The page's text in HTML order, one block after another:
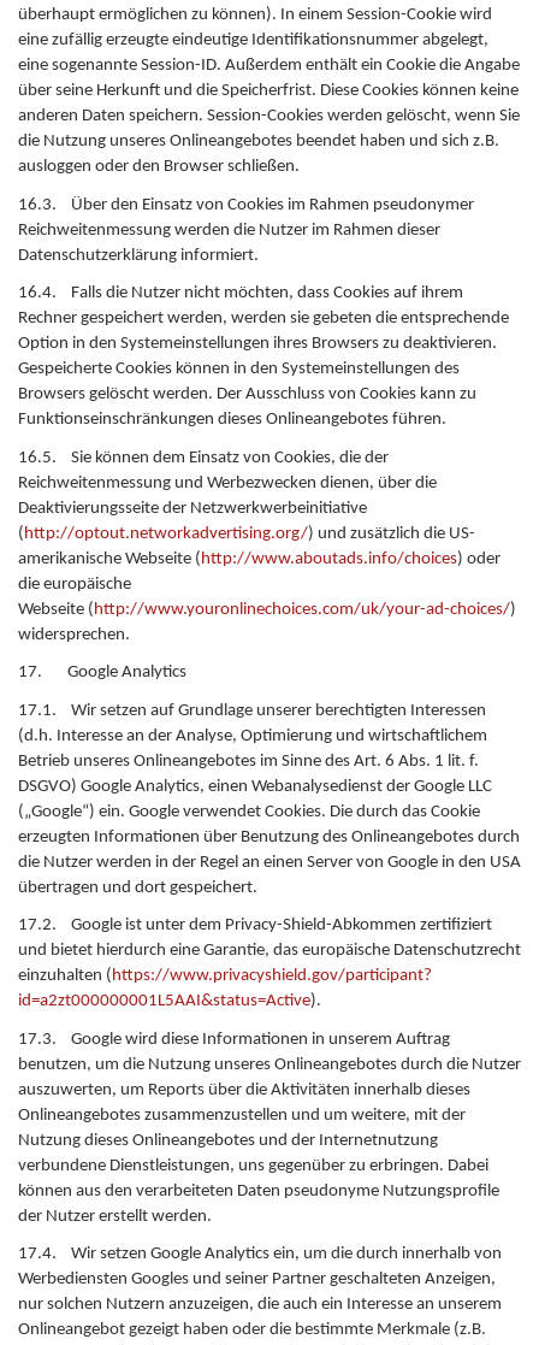
überhaupt ermöglichen zu können). In einem Session-Cookie wird
eine zufällig erzeugte eindeutige Identifikationsnummer abgelegt,
eine sogenannte Session-ID. Außerdem enthält ein Cookie die Angabe
über seine Herkunft und die Speicherfrist. Diese Cookies können keine
anderen Daten speichern. Session-Cookies werden gelöscht, wenn Sie
die Nutzung unseres Onlineangebotes beendet haben und sich z.B.
ausloggen oder den Browser schließen.
16.3. Über den Einsatz von Cookies im Rahmen pseudonymer
Reichweitenmessung werden die Nutzer im Rahmen dieser
Datenschutzerklärung informiert.
16.4. Falls die Nutzer nicht möchten, dass Cookies auf ihrem
Rechner gespeichert werden, werden sie gebeten die entsprechende
Option in den Systemeinstellungen ihres Browsers zu deaktivieren.
Gespeicherte Cookies können in den Systemeinstellungen des
Browsers gelöscht werden. Der Ausschluss von Cookies kann zu
Funktionseinschränkungen dieses Onlineangebotes führen.
16.5. Sie können dem Einsatz von Cookies, die der
Reichweitenmessung und Werbezwecken dienen, über die
Deaktivierungsseite der Netzwerkwerbeinitiative
( http://optout.networkadvertising.org/) und zusätzlich die US-
amerikanische Webseite ( http://www.aboutads.info/choices) oder
die europäische
Webseite ( http://www.youronlinechoices.com/uk/your-ad-choices/)
widersprechen.
17. Google Analytics
17.1. Wir setzen auf Grundlage unserer berechtigten Interessen
(d.h. Interesse an der Analyse, Optimierung und wirtschaftlichem
Betrieb unseres Onlineangebotes im Sinne des Art. 6 Abs. 1 lit. f.
DSGVO) Google Analytics, einen Webanalysedienst der Google LLC
(„Google“) ein. Google verwendet Cookies. Die durch das Cookie
erzeugten Informationen über Benutzung des Onlineangebotes durch
die Nutzer werden in der Regel an einen Server von Google in den USA
übertragen und dort gespeichert.
17.2. Google ist unter dem Privacy-Shield-Abkommen zertifiziert
und bietet hierdurch eine Garantie, das europäische Datenschutzrecht
einzuhalten (https://www.privacyshield.gov/participant?
id=a2zt000000001L5AAI&status=Active).
17.3. Google wird diese Informationen in unserem Auftrag
benutzen, um die Nutzung unseres Onlineangebotes durch die Nutzer
auszuwerten, um Reports über die Aktivitäten innerhalb dieses
Onlineangebotes zusammenzustellen und um weitere, mit der
Nutzung dieses Onlineangebotes und der Internetnutzung
verbundene Dienstleistungen, uns gegenüber zu erbringen. Dabei
können aus den verarbeiteten Daten pseudonyme Nutzungsprofile
der Nutzer erstellt werden.
17.4. Wir setzen Google Analytics ein, um die durch innerhalb von
Werbediensten Googles und seiner Partner geschalteten Anzeigen,
nur solchen Nutzern anzuzeigen, die auch ein Interesse an unserem
Onlineangebot gezeigt haben oder die bestimmte Merkmale (z.B.